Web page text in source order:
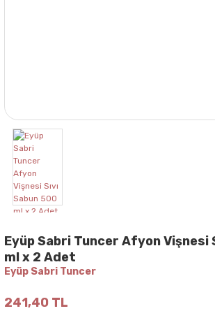
Eyüp Sabri Tuncer Afyon Vişnesi
ml x 2 Adet
Eyüp Sabri Tuncer
241,40 TL